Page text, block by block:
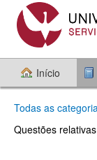
Início
Todas as
Questões